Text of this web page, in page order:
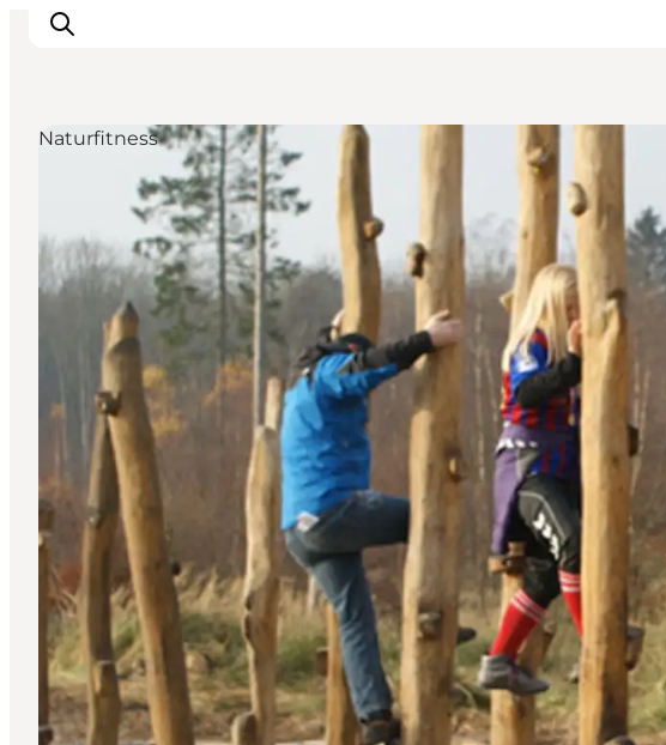
Highlights
Erlebnisse
Geschmack
Unterkünfte
Städte
Reiseplanung
Naturfitness